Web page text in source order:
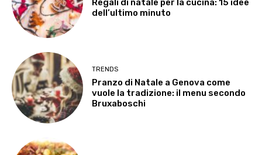
Regali di natale per la cucina: 15 idee
dell’ultimo minuto
TRENDS
Pranzo di Natale a Genova come
vuole la tradizione: il menu secondo
Bruxaboschi